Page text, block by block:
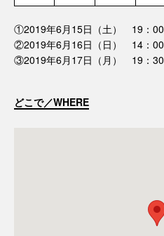
①2019年6月15日（土） 19：00
②2019年6月16日（日） 14：00
③2019年6月17日（月） 19：30
どこで／WHERE